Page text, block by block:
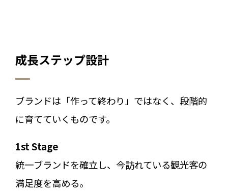
成長ステップ設計
ブランドは「作って終わり」ではなく、段階的
に育てていくものです。
1st Stage
統一ブランドを確立し、今訪れている観光客の
満足度を高める。